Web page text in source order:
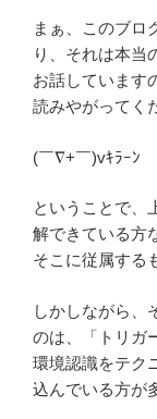
まぁ、このブロ
り、それは本当
お話しています
読みやがってく
(￣∇+￣)vｷﾗｰﾝ
ということで、
解できている方
そこに従属する
しかしながら、
のは、「トリガ
環境認識をテク
込んでいる方が